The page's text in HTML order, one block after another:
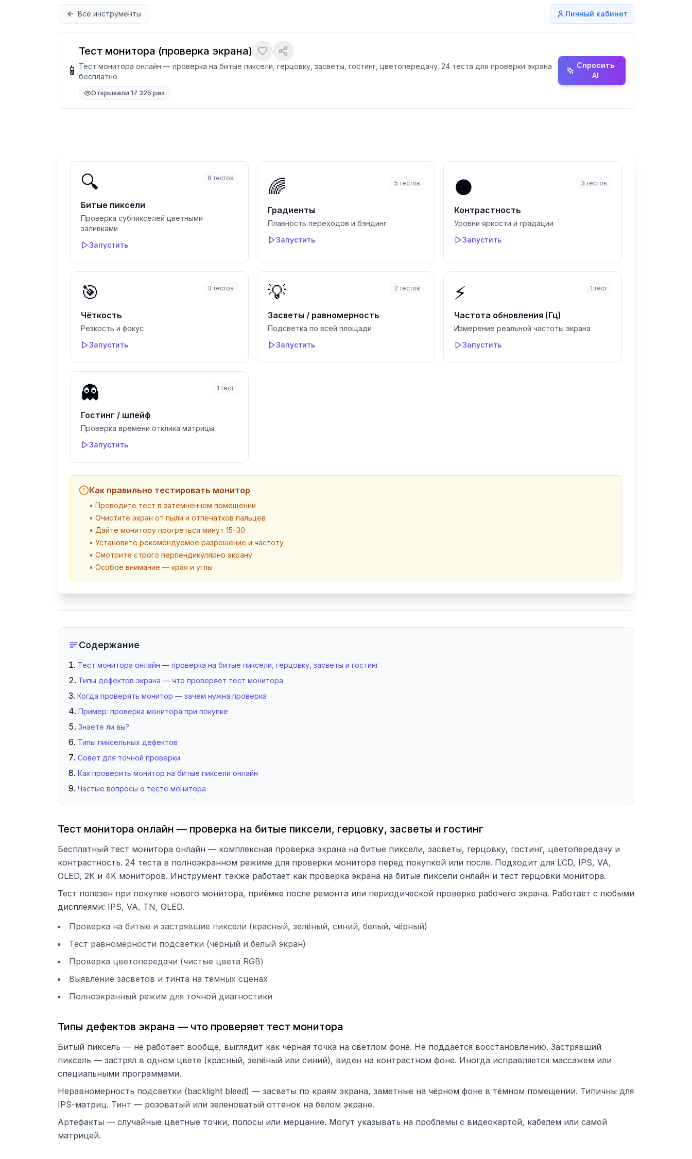
Все инструменты Личный кабинет
📱
Тест монитора (проверка экрана)
Тест монитора онлайн — проверка на битые пиксели, герцовку, засветы, гостинг, цветопередачу. 24 теста для проверки экрана
бесплатно
Открывали 17 325 раз
Спросить
AI
🔍 8 тестов
Битые пиксели
Проверка субпикселей цветными
заливками
Запустить
🌈 5 тестов
Градиенты
Плавность переходов и бэндинг
Запустить
⚫ 3 тестов
Контрастность
Уровни яркости и градации
Запустить
🎯 3 тестов
Чёткость
Резкость и фокус
Запустить
💡 2 тестов
Засветы / равномерность
Подсветка по всей площади
Запустить
⚡ 1 тест
Частота обновления (Гц)
Измерение реальной частоты экрана
Запустить
👻 1 тест
Гостинг / шлейф
Проверка времени отклика матрицы
Запустить
Как правильно тестировать монитор
• Проводите тест в затемнённом помещении
• Очистите экран от пыли и отпечатков пальцев
• Дайте монитору прогреться минут 15–30
• Установите рекомендуемое разрешение и частоту
• Смотрите строго перпендикулярно экрану
• Особое внимание — края и углы
Содержание
Тест монитора онлайн — проверка на битые пиксели, герцовку, засветы и гостинг
Типы дефектов экрана — что проверяет тест монитора
Когда проверять монитор — зачем нужна проверка
Пример: проверка монитора при покупке
Знаете ли вы?
Типы пиксельных дефектов
Совет для точной проверки
Как проверить монитор на битые пиксели онлайн
Частые вопросы о тесте монитора
Тест монитора онлайн — проверка на битые пиксели, герцовку, засветы и гостинг
Бесплатный тест монитора онлайн — комплексная проверка экрана на битые пиксели, засветы, герцовку, гостинг, цветопередачу и
контрастность. 24 теста в полноэкранном режиме для проверки монитора перед покупкой или после. Подходит для LCD, IPS, VA,
OLED, 2K и 4K мониторов. Инструмент также работает как проверка экрана на битые пиксели онлайн и тест герцовки монитора.
Тест полезен при покупке нового монитора, приёмке после ремонта или периодической проверке рабочего экрана. Работает с любыми
дисплеями: IPS, VA, TN, OLED.
Проверка на битые и застрявшие пиксели (красный, зелёный, синий, белый, чёрный)
Тест равномерности подсветки (чёрный и белый экран)
Проверка цветопередачи (чистые цвета RGB)
Выявление засветов и тинта на тёмных сценах
Полноэкранный режим для точной диагностики
Типы дефектов экрана — что проверяет тест монитора
Битый пиксель — не работает вообще, выглядит как чёрная точка на светлом фоне. Не поддаётся восстановлению. Застрявший
пиксель — застрял в одном цвете (красный, зелёный или синий), виден на контрастном фоне. Иногда исправляется массажем или
специальными программами.
Неравномерность подсветки (backlight bleed) — засветы по краям экрана, заметные на чёрном фоне в тёмном помещении. Типичны для
IPS-матриц. Тинт — розоватый или зеленоватый оттенок на белом экране.
Артефакты — случайные цветные точки, полосы или мерцание. Могут указывать на проблемы с видеокартой, кабелем или самой
матрицей.